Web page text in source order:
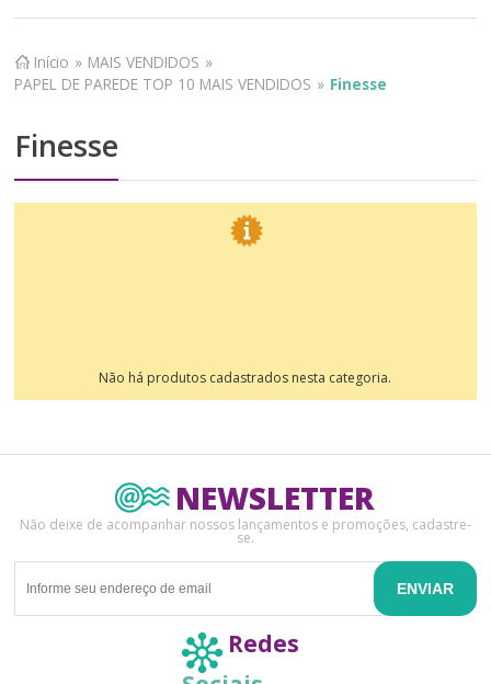
Início » MAIS VENDIDOS »
PAPEL DE PAREDE TOP 10 MAIS VENDIDOS » Finesse
Finesse
Não há produtos cadastrados nesta categoria.
NEWSLETTER
Não deixe de acompanhar nossos lançamentos e promoções, cadastre-
se.
ENVIAR
Redes